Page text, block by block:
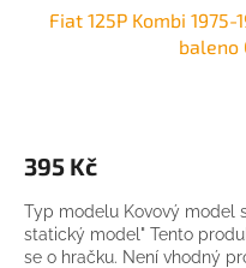
Fiat 125P Kombi
baleno
395 Kč
Typ modelu Kovový model
statický model" Tento
se o hračku. Není vhodný